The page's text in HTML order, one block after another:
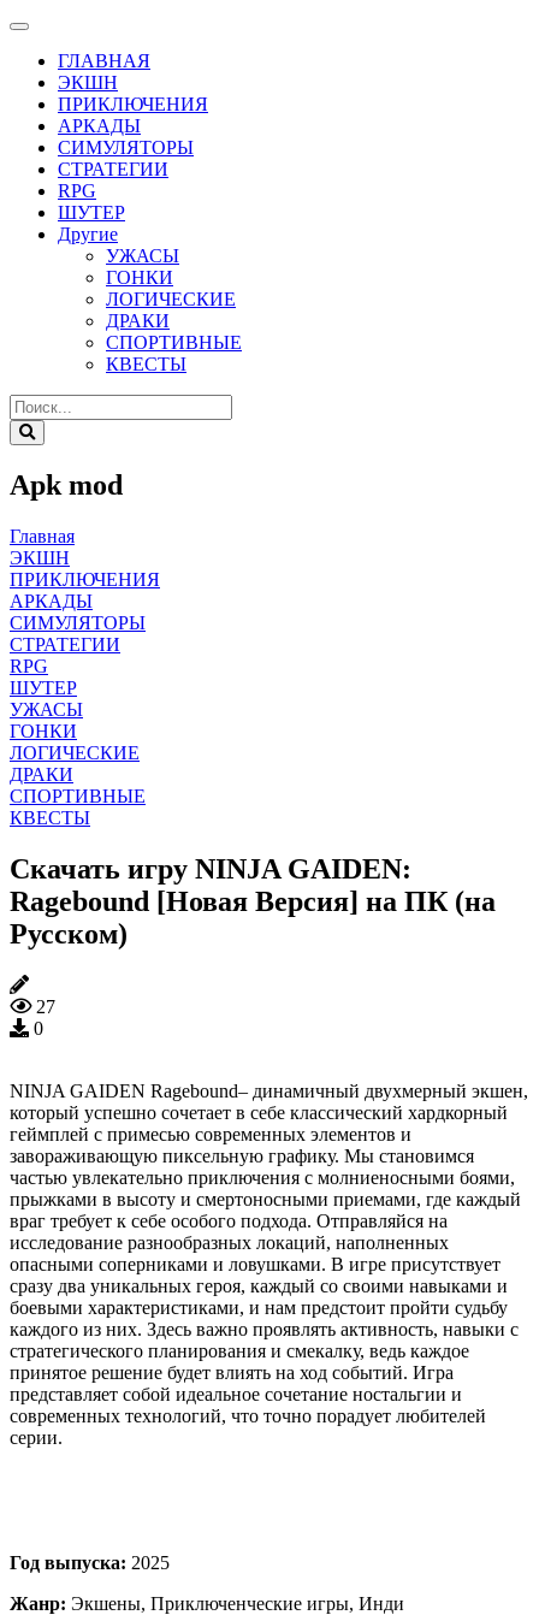
ГЛАВНАЯ
ЭКШН
ПРИКЛЮЧЕНИЯ
АРКАДЫ
СИМУЛЯТОРЫ
СТРАТЕГИИ
RPG
ШУТЕР
Другие
УЖАСЫ
ГОНКИ
ЛОГИЧЕСКИЕ
ДРАКИ
СПОРТИВНЫЕ
КВЕСТЫ
Apk mod
Главная
ЭКШН
ПРИКЛЮЧЕНИЯ
АРКАДЫ
СИМУЛЯТОРЫ
СТРАТЕГИИ
RPG
ШУТЕР
УЖАСЫ
ГОНКИ
ЛОГИЧЕСКИЕ
ДРАКИ
СПОРТИВНЫЕ
КВЕСТЫ
Скачать игру NINJA GAIDEN:
Ragebound [Новая Версия] на ПК (на
Русском)
27
0
NINJA GAIDEN Ragebound– динамичный двухмерный экшен,
который успешно сочетает в себе классический хардкорный
геймплей с примесью современных элементов и
завораживающую пиксельную графику. Мы становимся
частью увлекательно приключения с молниеносными боями,
прыжками в высоту и смертоносными приемами, где каждый
враг требует к себе особого подхода. Отправляйся на
исследование разнообразных локаций, наполненных
опасными соперниками и ловушками. В игре присутствует
сразу два уникальных героя, каждый со своими навыками и
боевыми характеристиками, и нам предстоит пройти судьбу
каждого из них. Здесь важно проявлять активность, навыки с
стратегического планирования и смекалку, ведь каждое
принятое решение будет влиять на ход событий. Игра
представляет собой идеальное сочетание ностальгии и
современных технологий, что точно порадует любителей
серии.
Год выпуска: 2025
Жанр: Экшены, Приключенческие игры, Инди